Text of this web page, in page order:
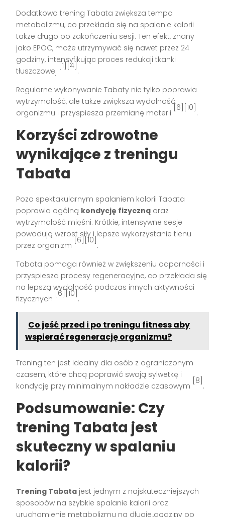
Dodatkowo trening Tabata zwiększa tempo
metabolizmu, co przekłada się na spalanie kalorii
także długo po zakończeniu sesji. Ten efekt, znany
jako EPOC, może utrzymywać się nawet przez 24
godziny, intensyfikując proces redukcji tkanki
tłuszczowej
[1][4]
.
Regularne wykonywanie Tabaty nie tylko poprawia
wytrzymałość, ale także zwiększa wydolność
organizmu i przyspiesza przemianę materii
[6][10]
.
Korzyści zdrowotne
wynikające z treningu
Tabata
Poza spektakularnym spalaniem kalorii Tabata
poprawia ogólną kondycję fizyczną oraz
wytrzymałość mięśni. Krótkie, intensywne sesje
powodują wzrost siły i lepsze wykorzystanie tlenu
przez organizm
[6][10]
.
Tabata pomaga również w zwiększeniu odporności i
przyspiesza procesy regeneracyjne, co przekłada się
na lepszą wydolność podczas innych aktywności
fizycznych
[6][10]
.
Co jeść przed i po treningu fitness aby
wspierać regenerację organizmu?
Trening ten jest idealny dla osób z ograniczonym
czasem, które chcą poprawić swoją sylwetkę i
kondycję przy minimalnym nakładzie czasowym
[8]
.
Podsumowanie: Czy
trening Tabata jest
skuteczny w spalaniu
kalorii?
Trening Tabata jest jednym z najskuteczniejszych
sposobów na szybkie spalanie kalorii oraz
uruchomienie metabolizmu na długie godziny po